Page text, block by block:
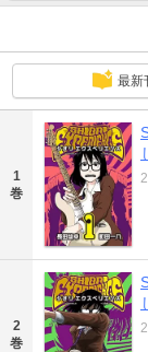
最新
1
巻
2
巻